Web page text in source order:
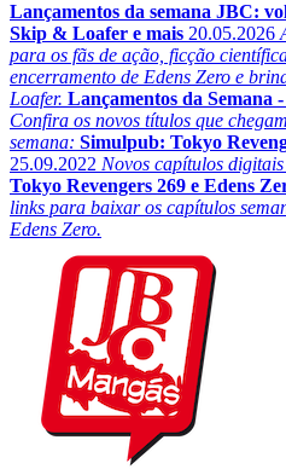
Lançamentos da semana JBC:
Skip & Loafer e mais 20.05.2026
para os fãs de ação, ficção
encerramento de Edens Zero e
Loafer. Lançamentos da Semana
Confira os novos títulos que
semana: Simulpub: Tokyo
25.09.2022 Novos capítulos
Tokyo Revengers 269 e Edens
links para baixar os capítulos
Edens Zero.